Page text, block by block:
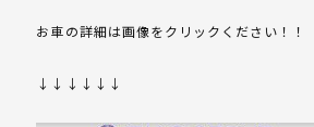
お車の詳細は画像をクリックください！！
↓↓↓↓↓↓